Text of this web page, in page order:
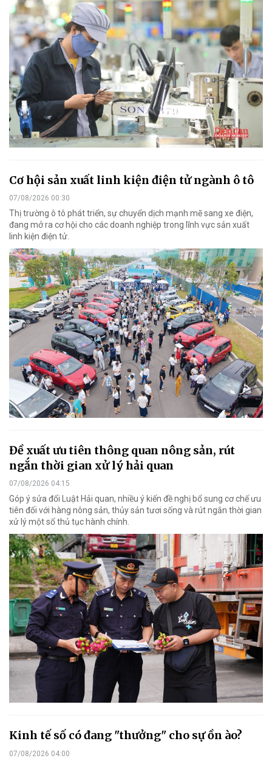
Cơ hội sản xuất linh kiện điện tử ngành ô tô
07/08/2026 00:30
Thị trường ô tô phát triển, sự chuyển dịch mạnh mẽ sang xe điện,
đang mở ra cơ hội cho các doanh nghiệp trong lĩnh vực sản xuất
linh kiện điện tử.
Đề xuất ưu tiên thông quan nông sản, rút
ngắn thời gian xử lý hải quan
07/08/2026 04:15
Góp ý sửa đổi Luật Hải quan, nhiều ý kiến đề nghị bổ sung cơ chế ưu
tiên đối với hàng nông sản, thủy sản tươi sống và rút ngắn thời gian
xử lý một số thủ tục hành chính.
Kinh tế số có đang "thưởng" cho sự ồn ào?
07/08/2026 04:00